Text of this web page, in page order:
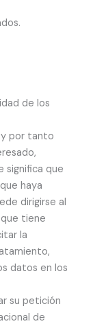
de los
y por tanto
significa que
haya
dirigirse al
tiene
la
datos en los
su petición
de